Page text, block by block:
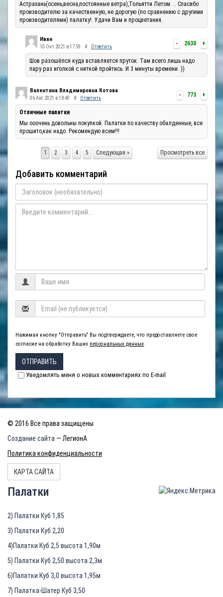
Астрахань(осень,весна,постоянные ветра),Тольятти Летом. .. Спасибо
производителю за качественную, не дорогую (по сравнению с другими
производителями) палатку!. Удачи Вам и процветания.
- 2630 +
Иван
10 Окт 2021 в 17:59 # Ответить
Шов разошёлся куда вставляется пруток. Там всего лишь надо
пару раз иголкой с ниткой пройтись. И 3 минуты времени. ))
- 773 +
Валентина Владимировна Котова
06 Авг 2021 в 18:40 # Ответить
Отличные палатки
Мы ооочень довольны покупкой. Палатки по качеству обалденные, все
прошито,как надо. Рекомендую всем!!!
Просмотреть все
1 2 3 4 5 Следующая »
Добавить комментарий
Нажимая кнопку "Отправить" Вы подтверждаете, что предоставляете свое
согласие на обработку Ваших персональных данных.
ОТПРАВИТЬ
Уведомлять меня о новых комментариях по E-mail
© 2016 Все права защищены
Создание сайта — ЛегионА
Политика конфиденциальности
КАРТА САЙТА
Палатки
2) Палатки Куб 1,85
3) Палатки Куб 2,20
4)Палатки Куб 2,5 высота 1,90м
5) Палатки Куб 2,50 высота 2,3м
6)Палатки Куб 3,0 высота 1,95м
7) Палатка-Шатер Куб 3,50